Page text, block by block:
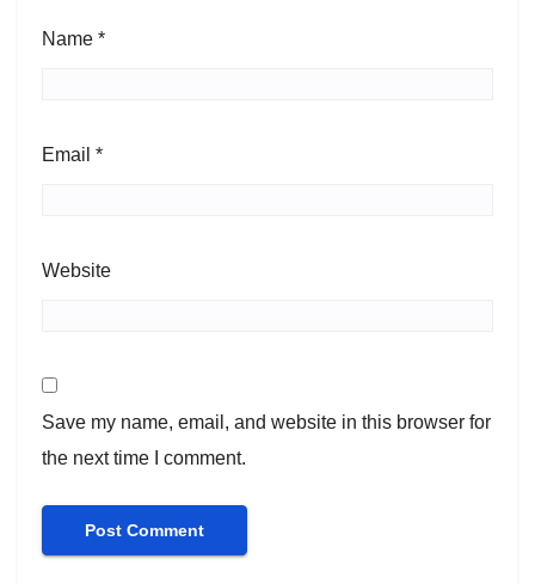
Name *
Email *
Website
Save my name, email, and website in this browser for
the next time I comment.